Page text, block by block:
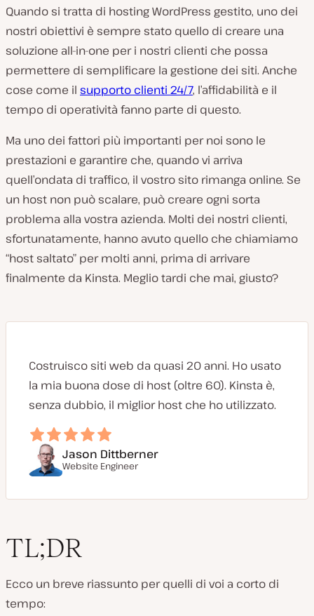
Quando si tratta di hosting WordPress gestito, uno dei
nostri obiettivi è sempre stato quello di creare una
soluzione all-in-one per i nostri clienti che possa
permettere di semplificare la gestione dei siti. Anche
cose come il supporto clienti 24/7, l’affidabilità e il
tempo di operatività fanno parte di questo.
Ma uno dei fattori più importanti per noi sono le
prestazioni e garantire che, quando vi arriva
quell’ondata di traffico, il vostro sito rimanga online. Se
un host non può scalare, può creare ogni sorta
problema alla vostra azienda. Molti dei nostri clienti,
sfortunatamente, hanno avuto quello che chiamiamo
“host saltato” per molti anni, prima di arrivare
finalmente da Kinsta. Meglio tardi che mai, giusto?
Costruisco siti web da quasi 20 anni. Ho usato
la mia buona dose di host (oltre 60). Kinsta è,
senza dubbio, il miglior host che ho utilizzato.
Jason Dittberner
Website Engineer
TL;DR
Ecco un breve riassunto per quelli di voi a corto di
tempo: